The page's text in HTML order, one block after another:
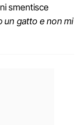
smentisce
un gatto e non mi